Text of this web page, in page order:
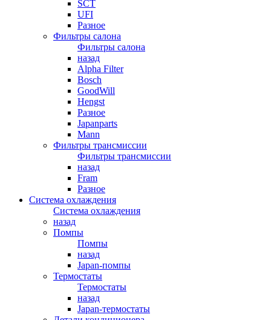
SCT
UFI
Разное
Фильтры салона
Фильтры салона
назад
Alpha Filter
Bosch
GoodWill
Hengst
Разное
Japanparts
Mann
Фильтры трансмиссии
Фильтры трансмиссии
назад
Fram
Разное
Система охлаждения
Система охлаждения
назад
Помпы
Помпы
назад
Japan-помпы
Термостаты
Термостаты
назад
Japan-термостаты